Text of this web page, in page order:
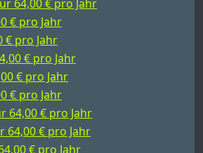
64,00 € pro Jahr
€ pro Jahr
€ pro Jahr
€ pro Jahr
€ pro Jahr
€ pro Jahr
64,00 € pro Jahr
64,00 € pro Jahr
€ pro Jahr